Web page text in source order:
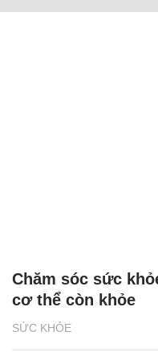
SỨC KHỎE
Chăm sóc sức
cơ thể còn khỏe